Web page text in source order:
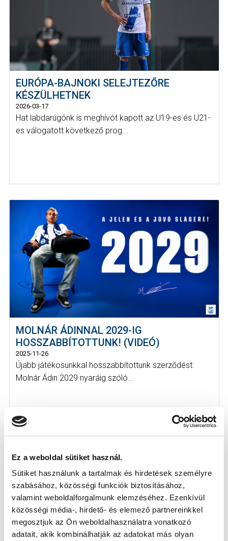
Ez a weboldal sütiket használ.
Sütiket használunk a tartalmak és hirdetések személyre
szabásához, közösségi funkciók biztosításához,
valamint weboldalforgalmunk elemzéséhez. Ezenkívül
közösségi média-, hirdető- és elemező partnereinkkel
megosztjuk az Ön weboldalhasználatra vonatkozó
adatait, akik kombinálhatják az adatokat más olyan
EURÓPA-BAJNOKI SELEJTEZŐRE
KÉSZÜLHETNEK
2026-03-17
Hat labdarúgónk is meghívót kapott az U19-es és U21-
es válogatott következő prog...
MOLNÁR ÁDINNAL 2029-IG
HOSSZABBÍTOTTUNK! (VIDEÓ)
2025-11-26
Újabb játékosunkkal hosszabbítottunk szerződést:
Molnár Ádin 2029 nyaráig szóló...
KÖVETKEZŐ MÉRKŐZÉS
2026-08-09 17:30
SÁNDOR KÁROLY LABDARÚGÓ AKADÉMIA